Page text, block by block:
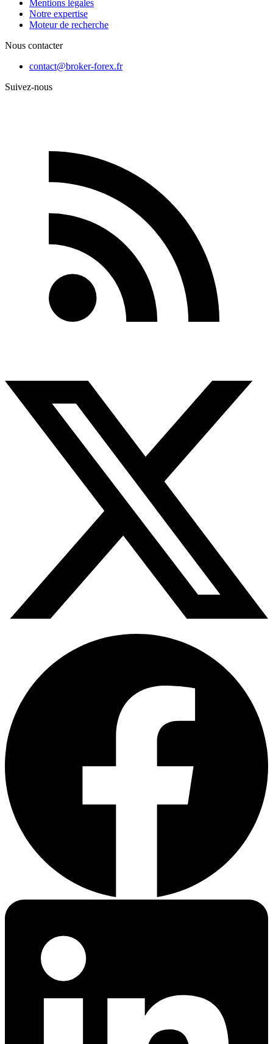
Mentions légales
Notre expertise
Moteur de recherche
Nous contacter
contact@broker-forex.fr
Suivez-nous